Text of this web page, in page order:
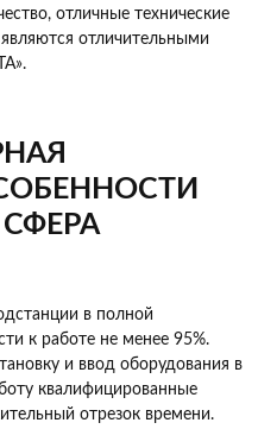
отличные технические
отличительными
в полной
к работе не менее 95%.
и ввод оборудования в
квалифицированные
отрезок времени.